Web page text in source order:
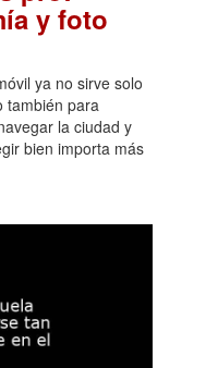
y foto
ya no sirve solo
también para
la ciudad y
bien importa más